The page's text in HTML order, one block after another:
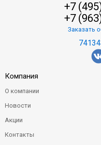
+7
+7
Заказать
Компания
О компании
Новости
Акции
Контакты